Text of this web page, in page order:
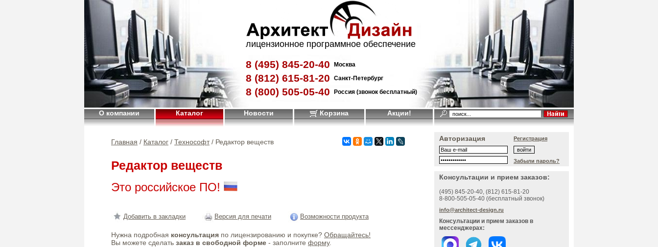
лицензионное программное обеспечение
8 (495) 845-20-40 Москва
8 (812) 615-81-20 Санкт-Петербург
8 (800) 505-05-40 Россия (звонок бесплатный)
О компании Каталог Новости Корзина Акции!
Главная / Каталог / Технософт/ Редактор веществ
Редактор веществ
Это российское ПО!
Добавить в закладки Версия для печати Возможности продукта
Нужна подробная консультация по лицензированию и покупке? Обращайтесь!
Вы можете сделать заказ в свободной форме - заполните форму.
Авторизация Регистрация
Забыли пароль?
Консультации и прием заказов:
(495) 845-20-40, (812) 615-81-20
8-800-505-05-40 (бесплатный звонок)
info@architect-design.ru
Консультации и прием заказов в
мессенджерах: